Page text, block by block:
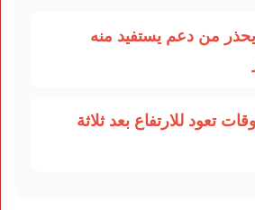
من دعم يستفيد منه
تعود للارتفاع بعد ثلاثة